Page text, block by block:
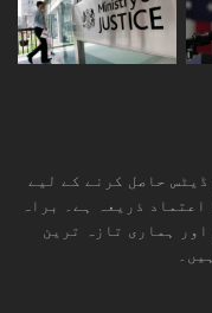
حاصل کرنے کے لیے
ذریعہ ہے۔ براہ
ہماری تازہ ترین